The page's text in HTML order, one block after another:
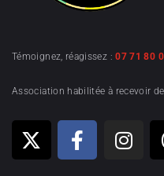
Témoignez, réagissez :07 71 80
Association habilitée à recevoir